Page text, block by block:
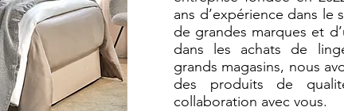
ans d’expérience dans
de grandes marques et
dans les achats de
grands magasins, nous
des produits de
collaboration avec vous.